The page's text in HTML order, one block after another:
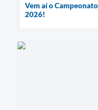
Vem aí o
2026!